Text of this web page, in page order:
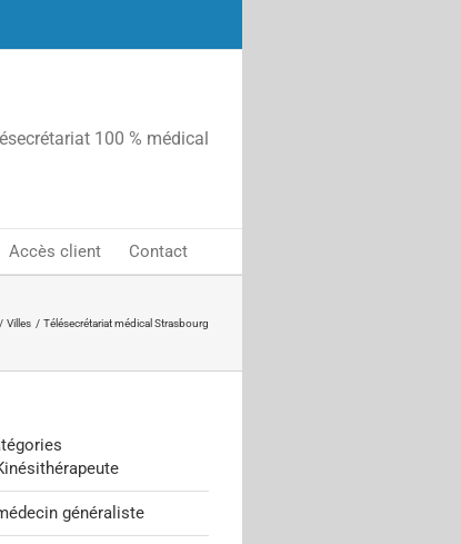
100 % médical
Accès client Contact
Villes Télésecrétariat médical Strasbourg
généraliste